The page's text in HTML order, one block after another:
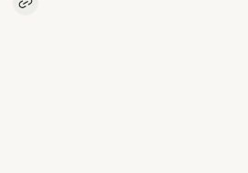
Kopieer link naar artikel